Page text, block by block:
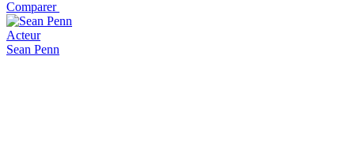
Comparer
Acteur
Sean Penn